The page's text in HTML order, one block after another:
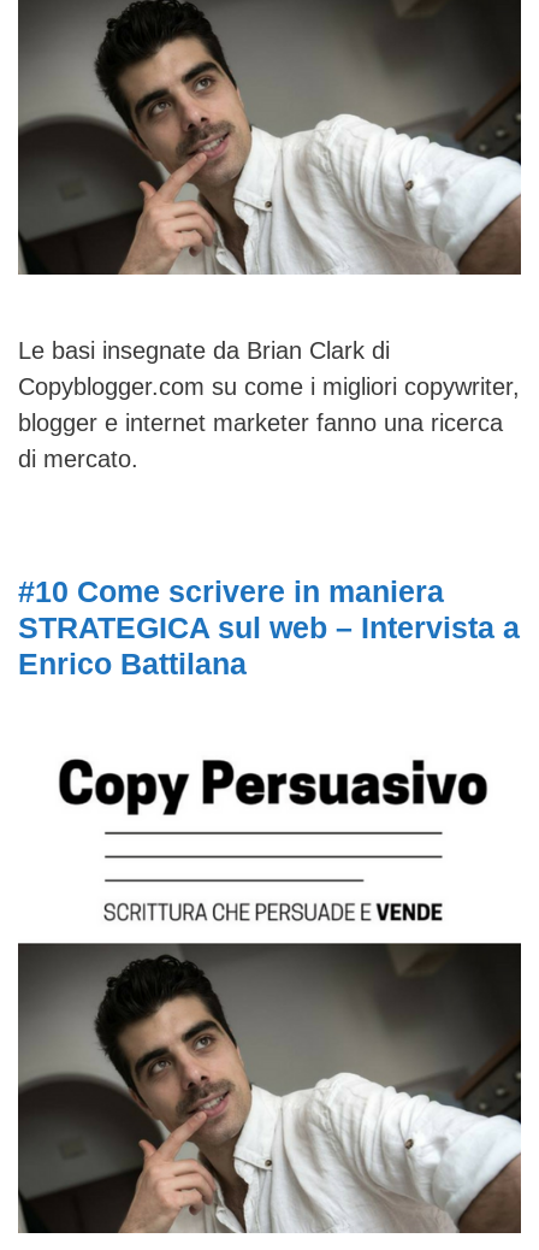
Le basi insegnate da Brian Clark di
Copyblogger.com su come i migliori copywriter,
blogger e internet marketer fanno una ricerca
di mercato.
#10 Come scrivere in maniera
STRATEGICA sul web – Intervista a
Enrico Battilana